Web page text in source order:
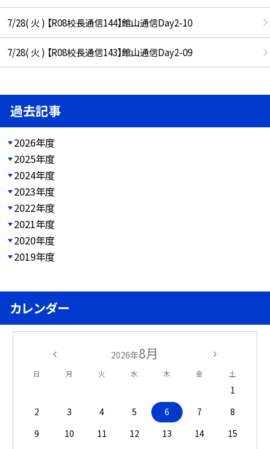
7/28( 火 ) 【R08校長通信144】館山通信Day2-10
7/28( 火 ) 【R08校長通信143】館山通信Day2-09
過去記事
2026年度
2025年度
2024年度
2023年度
2022年度
2021年度
2020年度
2019年度
カレンダー
2026年8月
日 月 火 水 木 金 土
1
2
3 4 5 6 7
8
9
10 11 12 13 14
15